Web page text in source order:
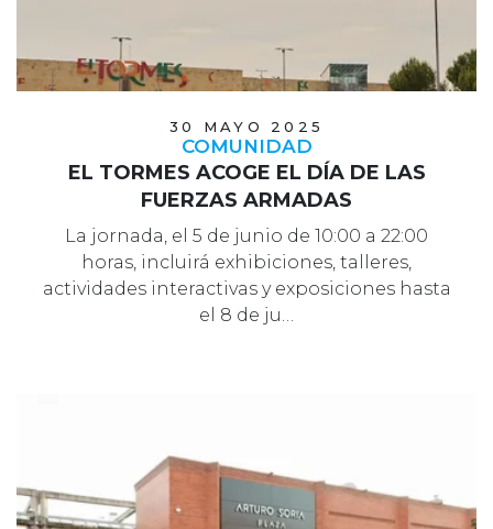
30 MAYO 2025
COMUNIDAD
EL TORMES ACOGE EL DÍA DE LAS
FUERZAS ARMADAS
La jornada, el 5 de junio de 10:00 a 22:00
horas, incluirá exhibiciones, talleres,
actividades interactivas y exposiciones hasta
el 8 de ju…